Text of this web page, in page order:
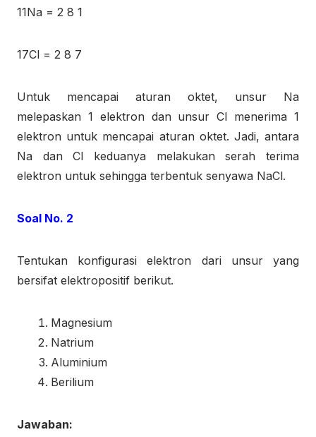
11Na = 2 8 1
17Cl = 2 8 7
Untuk mencapai aturan oktet, unsur Na
melepaskan 1 elektron dan unsur Cl menerima 1
elektron untuk mencapai aturan oktet. Jadi, antara
Na dan Cl keduanya melakukan serah terima
elektron untuk sehingga terbentuk senyawa NaCl.
Soal No. 2
Tentukan konfigurasi elektron dari unsur yang
bersifat elektropositif berikut.
Magnesium
Natrium
Aluminium
Berilium
Jawaban: